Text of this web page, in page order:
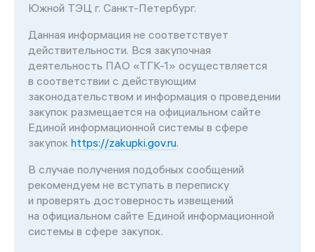
Южной ТЭЦ г. Санкт-Петербург.
Данная информация не соответствует
действительности. Вся закупочная
деятельность ПАО «ТГК-1» осуществляется
в соответствии с действующим
законодательством и информация о проведении
закупок размещается на официальном сайте
Единой информационной системы в сфере
закупок https://zakupki.gov.ru.
В случае получения подобных сообщений
рекомендуем не вступать в переписку
и проверять достоверность извещений
на официальном сайте Единой информационной
системы в сфере закупок.